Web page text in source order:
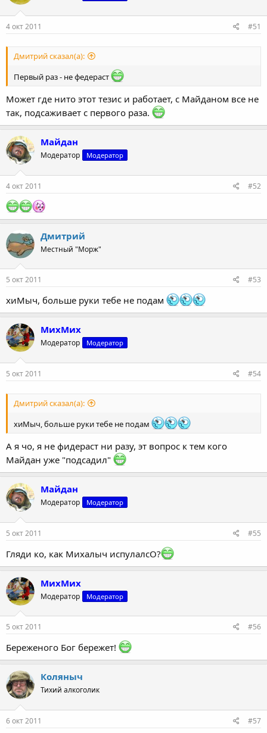
4 окт 2011 #51
Дмитрий сказал(а):
Первый раз - не федераст
Может где нито этот тезис и работает, с Майданом все не
так, подсаживает с первого раза.
Майдан
Модератор Модератор
4 окт 2011 #52
Дмитрий
Местный "Морж"
5 окт 2011 #53
хиМыч, больше руки тебе не подам
МихМих
Модератор Модератор
5 окт 2011 #54
Дмитрий сказал(а):
хиМыч, больше руки тебе не подам
А я чо, я не фидераст ни разу, эт вопрос к тем кого
Майдан уже "подсадил"
Майдан
Модератор Модератор
5 окт 2011 #55
Гляди ко, как Михалыч испулалсО?
МихМих
Модератор Модератор
5 окт 2011 #56
Береженого Бог бережет!
Коляныч
Тихий алкоголик
6 окт 2011 #57